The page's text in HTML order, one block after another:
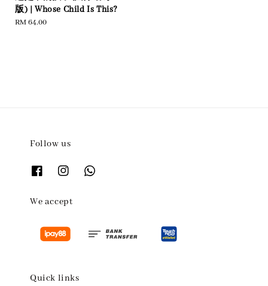
版) | Whose Child Is This?
Regular
RM 64.00
Follow us
We accept
Quick links